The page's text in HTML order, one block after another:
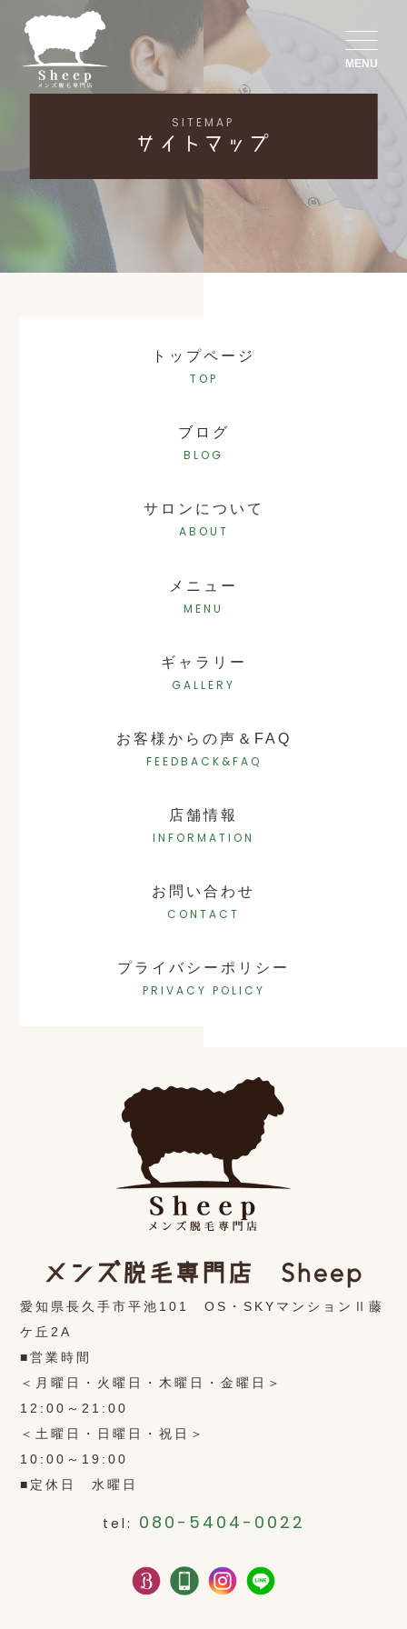
MENU
SITEMAP
サイトマップ
トップページ
TOP
ブログ
BLOG
サロンについて
ABOUT
メニュー
MENU
ギャラリー
GALLERY
お客様からの声＆FAQ
FEEDBACK&FAQ
店舗情報
INFORMATION
お問い合わせ
CONTACT
プライバシーポリシー
PRIVACY POLICY
メンズ脱毛専門店 Sheep
愛知県長久手市平池101 OS・SKYマンションⅡ藤
ケ丘2A
■営業時間
＜月曜日・火曜日・木曜日・金曜日＞
12:00～21:00
＜土曜日・日曜日・祝日＞
10:00～19:00
■定休日 水曜日
tel: 080-5404-0022